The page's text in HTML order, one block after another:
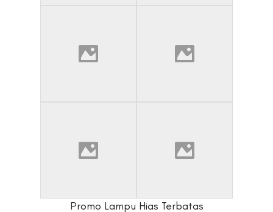
Promo Lampu Hias Terbatas